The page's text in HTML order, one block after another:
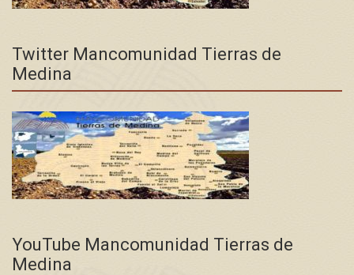
Twitter Mancomunidad Tierras de
Medina
YouTube Mancomunidad Tierras de
Medina